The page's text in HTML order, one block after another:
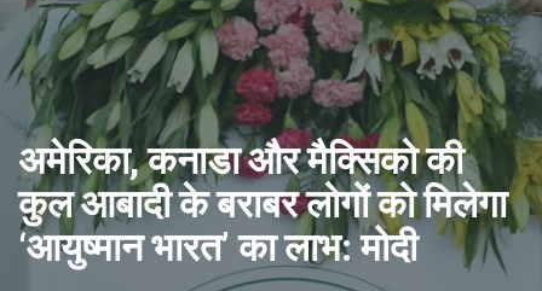
अमेरिका, कनाडा और मैक्सिको की
कुल आबादी के बराबर लोगों को मिलेगा
‘आयुष्मान भारत’ का लाभ: मोदी